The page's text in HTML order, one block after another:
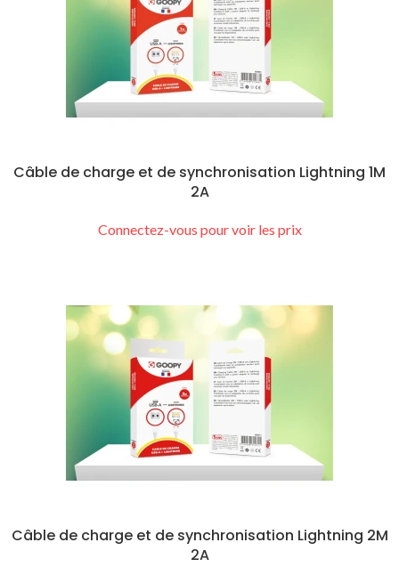
Câble de charge et de synchronisation Lightning 1M
2A
Connectez-vous pour voir les prix
Câble de charge et de synchronisation Lightning 2M
2A